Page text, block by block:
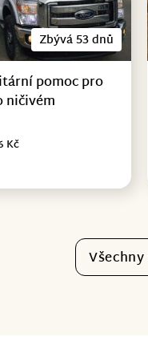
Zbývá 53 dnů
pomoc pro
ničivém
Kč